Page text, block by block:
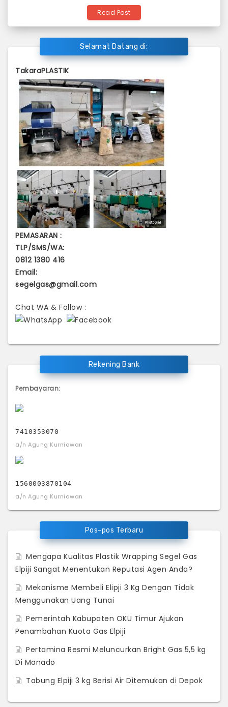
Read Post
Selamat Datang di:
TakaraPLASTIK
PEMASARAN :
TLP/SMS/WA:
0812 1380 416
Email:
segelgas@gmail.com
Chat WA & Follow :
Rekening Bank
Pembayaran:
7410353070
a/n Agung Kurniawan
1560003870104
a/n Agung Kurniawan
Pos-pos Terbaru
Mengapa Kualitas Plastik Wrapping Segel Gas
Elpiji Sangat Menentukan Reputasi Agen Anda?
Mekanisme Membeli Elipji 3 Kg Dengan Tidak
Menggunakan Uang Tunai
Pemerintah Kabupaten OKU Timur Ajukan
Penambahan Kuota Gas Elpiji
Pertamina Resmi Meluncurkan Bright Gas 5,5 kg
Di Manado
Tabung Elpiji 3 kg Berisi Air Ditemukan di Depok